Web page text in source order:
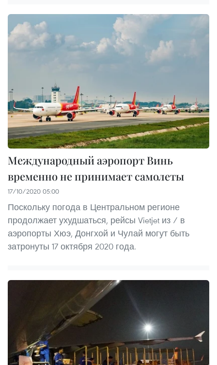
Международный аэропорт Винь
временно не принимает самолеты
17/10/2020 05:00
Поскольку погода в Центральном регионе
продолжает ухудшаться, рейсы Vietjet из / в
аэропорты Хюэ, Донгхой и Чулай могут быть
затронуты 17 октября 2020 года.